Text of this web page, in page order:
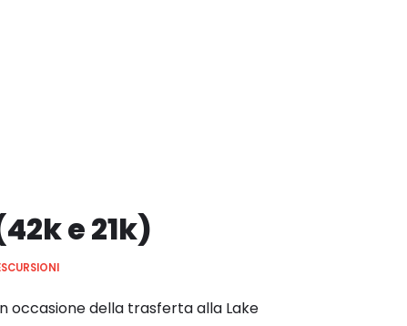
e 21k)
occasione della trasferta alla Lake